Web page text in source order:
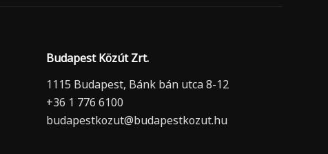
Budapest Közút Zrt.
1115 Budapest, Bánk bán utca 8-12
+36 1 776 6100
budapestkozut@budapestkozut.hu